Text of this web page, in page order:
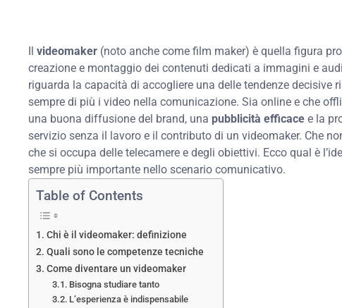
videomaker (noto anche come film maker) è quella figura
creazione e montaggio dei contenuti dedicati a immagini e
riguarda la capacità di accogliere una delle tendenze decisive
sempre di più i video nella comunicazione. Sia online e che
una buona diffusione del brand, una pubblicità efficace e la
servizio senza il lavoro e il contributo di un videomaker. Che
che si occupa delle telecamere e degli obiettivi. Ecco qual è
sempre più importante nello scenario comunicativo.
Table of Contents
Chi è il videomaker: definizione
Quali sono le competenze tecniche
Come diventare un videomaker
Bisogna studiare tanto
L’esperienza è indispensabile